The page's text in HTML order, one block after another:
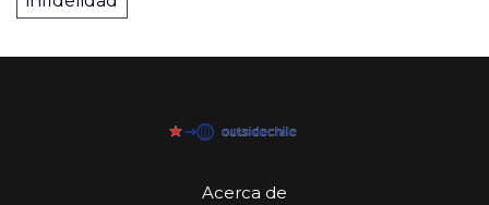
Acerca de